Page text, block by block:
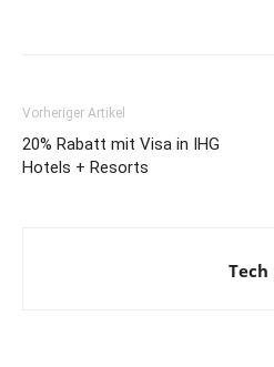
Vorheriger Artikel
20% Rabatt mit Visa in IHG
Hotels + Resorts
Tech